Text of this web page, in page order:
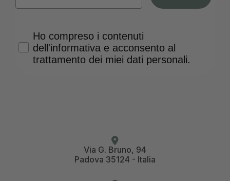
Privacy Policy
Ho compreso i contenuti
dell'informativa e acconsento al
trattamento dei miei dati personali.
Via G. Bruno, 94
Padova 35124 - Italia